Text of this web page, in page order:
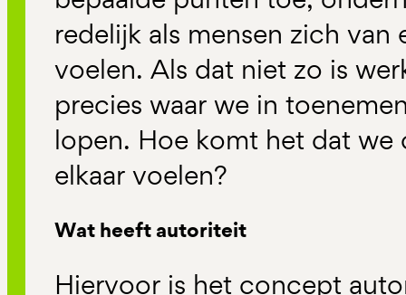
redelijk als mensen zich van
voelen. Als dat niet zo is
precies waar we in
lopen. Hoe komt het dat we
elkaar voelen?
Wat heeft autoriteit
Hiervoor is het concept